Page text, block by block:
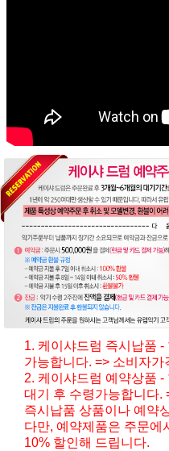
1. 케이샤드럼 즉시납품
가능합니다. => 소비자가
2. 케이샤드럼 예약상품
대기 후 수령가능합니다.
즉시납품 상품이나 예약
다만, 예약제품은 주문에
10% 할인해 드립니다.